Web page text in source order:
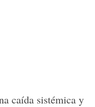
caída sistémica y